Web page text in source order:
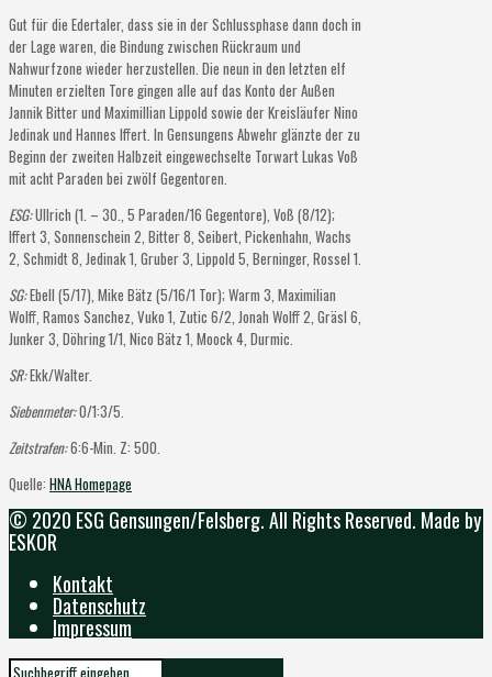
Gut für die Edertaler, dass sie in der Schlussphase dann doch in
der Lage waren, die Bindung zwischen Rückraum und
Nahwurfzone wieder herzustellen. Die neun in den letzten elf
Minuten erzielten Tore gingen alle auf das Konto der Außen
Jannik Bitter und Maximillian Lippold sowie der Kreisläufer Nino
Jedinak und Hannes Iffert. In Gensungens Abwehr glänzte der zu
Beginn der zweiten Halbzeit eingewechselte Torwart Lukas Voß
mit acht Paraden bei zwölf Gegentoren.
ESG:Ullrich (1. – 30., 5 Paraden/16 Gegentore), Voß (8/12);
Iffert 3, Sonnenschein 2, Bitter 8, Seibert, Pickenhahn, Wachs
2, Schmidt 8, Jedinak 1, Gruber 3, Lippold 5, Berninger, Rossel 1.
SG:Ebell (5/17), Mike Bätz (5/16/1 Tor); Warm 3, Maximilian
Wolff, Ramos Sanchez, Vuko 1, Zutic 6/2, Jonah Wolff 2, Gräsl 6,
Junker 3, Döhring 1/1, Nico Bätz 1, Moock 4, Durmic.
SR:Ekk/Walter.
Siebenmeter:0/1:3/5.
Zeitstrafen:6:6-Min. Z: 500.
Quelle: HNA Homepage
© 2020 ESG Gensungen/Felsberg. All Rights Reserved. Made by
ESKOR
Kontakt
Datenschutz
Impressum